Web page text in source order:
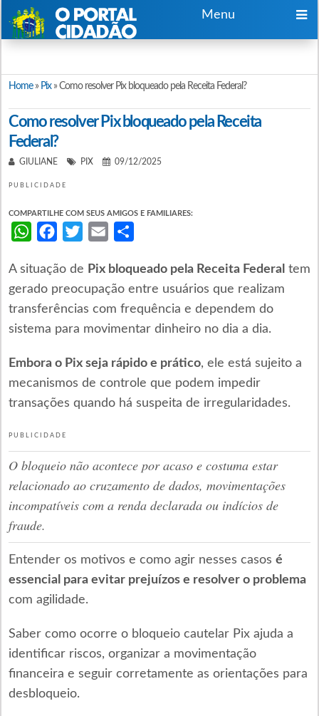
Menu
Home» Pix»Como resolver Pix bloqueado pela Receita Federal?
Como resolver Pix bloqueado pela Receita
Federal?
GIULIANE PIX 09/12/2025
PUBLICIDADE
COMPARTILHE COM SEUS AMIGOS E FAMILIARES:
WhatsAppFacebookTwitterEmail
A situação de Pix bloqueado pela Receita Federal tem
gerado preocupação entre usuários que realizam
transferências com frequência e dependem do
sistema para movimentar dinheiro no dia a dia.
Embora o Pix seja rápido e prático, ele está sujeito a
mecanismos de controle que podem impedir
transações quando há suspeita de irregularidades.
PUBLICIDADE
O bloqueio não acontece por acaso e costuma estar
relacionado ao cruzamento de dados, movimentações
incompatíveis com a renda declarada ou indícios de
fraude.
Entender os motivos e como agir nesses casos é
essencial para evitar prejuízos e resolver o problema
com agilidade.
Saber como ocorre o bloqueio cautelar Pix ajuda a
identificar riscos, organizar a movimentação
financeira e seguir corretamente as orientações para
desbloqueio.